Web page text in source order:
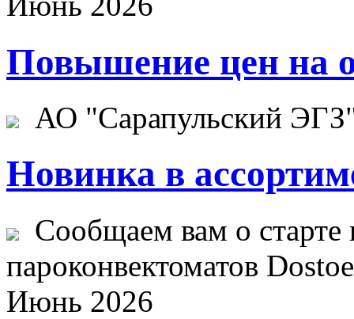
Повышение цен на
АО "Сарапульский
Новинка в
Сообщаем вам о старте
пароконвектоматов
Июнь 2026